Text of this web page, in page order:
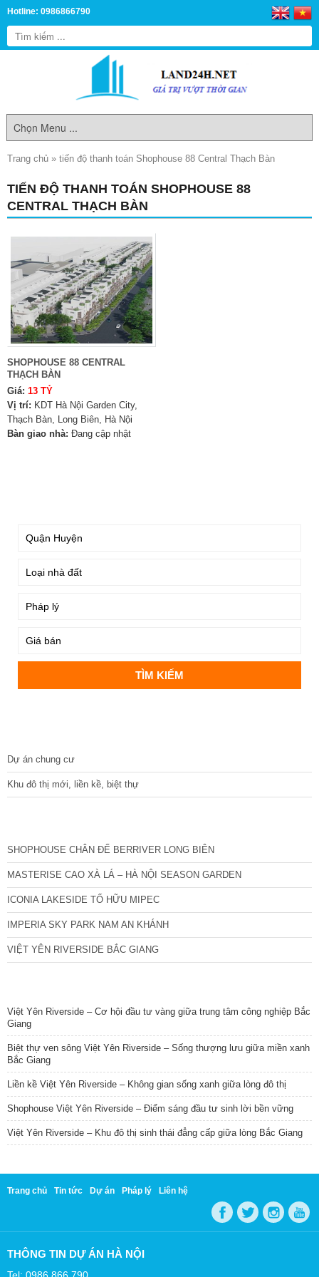
Hotline: 0986866790
Trang chủ » tiến độ thanh toán Shophouse 88 Central Thạch Bàn
TIẾN ĐỘ THANH TOÁN SHOPHOUSE 88
CENTRAL THẠCH BÀN
SHOPHOUSE 88 CENTRAL
THẠCH BÀN
Giá: 13 TỶ
Vị trí: KDT Hà Nội Garden City,
Thạch Bàn, Long Biên, Hà Nội
Bàn giao nhà: Đang cập nhật
Dự án chung cư
Khu đô thị mới, liền kề, biệt thự
SHOPHOUSE CHÂN ĐẾ BERRIVER LONG BIÊN
MASTERISE CAO XÀ LÁ – HÀ NỘI SEASON GARDEN
ICONIA LAKESIDE TỐ HỮU MIPEC
IMPERIA SKY PARK NAM AN KHÁNH
VIỆT YÊN RIVERSIDE BẮC GIANG
Việt Yên Riverside – Cơ hội đầu tư vàng giữa trung tâm công nghiệp Bắc
Giang
Biệt thự ven sông Việt Yên Riverside – Sống thượng lưu giữa miền xanh
Bắc Giang
Liền kề Việt Yên Riverside – Không gian sống xanh giữa lòng đô thị
Shophouse Việt Yên Riverside – Điểm sáng đầu tư sinh lời bền vững
Việt Yên Riverside – Khu đô thị sinh thái đẳng cấp giữa lòng Bắc Giang
Trang chủ Tin tức Dự án Pháp lý Liên hệ
THÔNG TIN DỰ ÁN HÀ NỘI